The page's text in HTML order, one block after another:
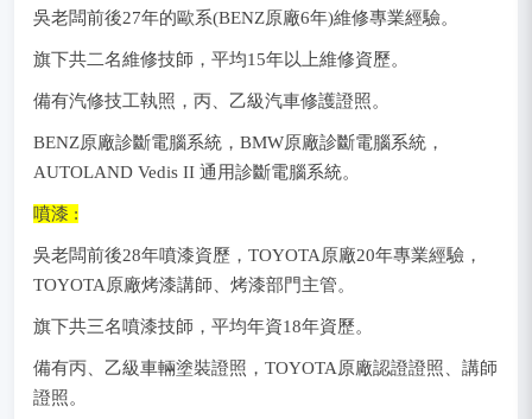
吳老闆前後27年的歐系(BENZ原廠6年)維修專業經驗。
旗下共二名維修技師，平均15年以上維修資歷。
備有汽修技工執照，丙、乙級汽車修護證照。
BENZ原廠診斷電腦系統，BMW原廠診斷電腦系統，
AUTOLAND Vedis II 通用診斷電腦系統。
噴漆 :
吳老闆前後28年噴漆資歷，TOYOTA原廠20年專業經驗，
TOYOTA原廠烤漆講師、烤漆部門主管。
旗下共三名噴漆技師，平均年資18年資歷。
備有丙、乙級車輛塗裝證照，TOYOTA原廠認證證照、講師
證照。